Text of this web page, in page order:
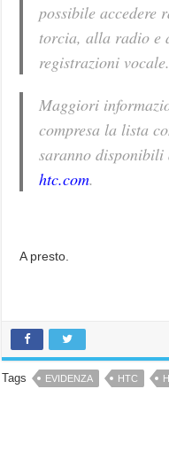
possibile accedere
torcia, alla radio e
registrazioni vocale.
Maggiori
compresa la lista
saranno disponibili
htc.com.
A presto.
Tags EVIDENZA HTC